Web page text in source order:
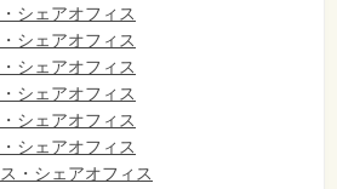
シェアオフィス
シェアオフィス
シェアオフィス
シェアオフィス
シェアオフィス
シェアオフィス
・シェアオフィス